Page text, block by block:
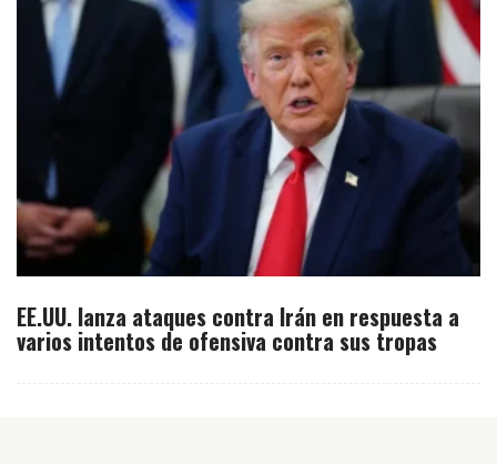
EE.UU. lanza ataques contra Irán en respuesta a
varios intentos de ofensiva contra sus tropas